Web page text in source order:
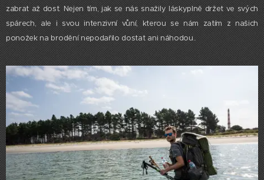
zabrat až dost. Nejen tím, jak se nás snažily láskyplně držet ve svých
spárech, ale i svou intenzivní vůní, kterou se nám zatím z našich
ponožek na brodění nepodařilo dostat ani náhodou..